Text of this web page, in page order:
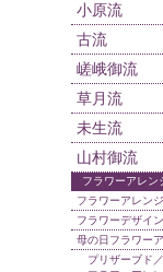
小原流
古流
嵯峨御流
草月流
未生流
山村御流
フラワーアレン
フラワーアレン
フラワーデザイ
母の日フラワー
プリザーブド